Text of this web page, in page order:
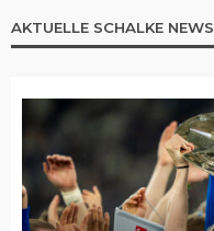
AKTUELLE SCHALKE NEWS